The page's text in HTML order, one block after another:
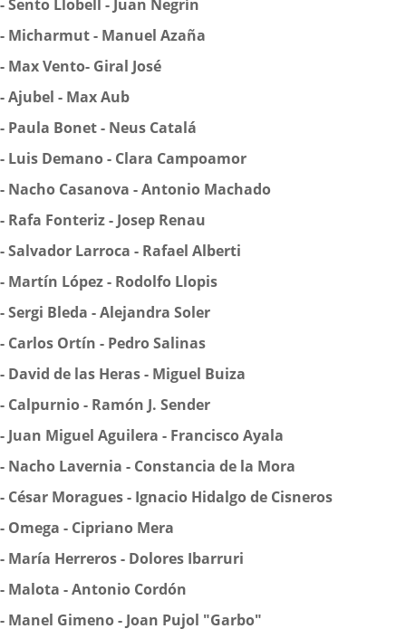
-Sento Llobell - Juan Negrín
- Micharmut - Manuel Azaña
- Max Vento- Giral José
-Ajubel - Max Aub
- Paula Bonet - Neus Catalá
- Luis Demano - Clara Campoamor
- Nacho Casanova - Antonio Machado
- Rafa Fonteriz - Josep Renau
-Salvador Larroca - Rafael Alberti
- Martín López - Rodolfo Llopis
-Sergi Bleda - Alejandra Soler
- Carlos Ortín - Pedro Salinas
- David de las Heras - Miguel Buiza
- Calpurnio - Ramón J. Sender
- Juan Miguel Aguilera - Francisco Ayala
- Nacho Lavernia - Constancia de la Mora
- César Moragues - Ignacio Hidalgo de Cisneros
- Omega - Cipriano Mera
- María Herreros - Dolores Ibarruri
- Malota - Antonio Cordón
- Manel Gimeno - Joan Pujol "Garbo"